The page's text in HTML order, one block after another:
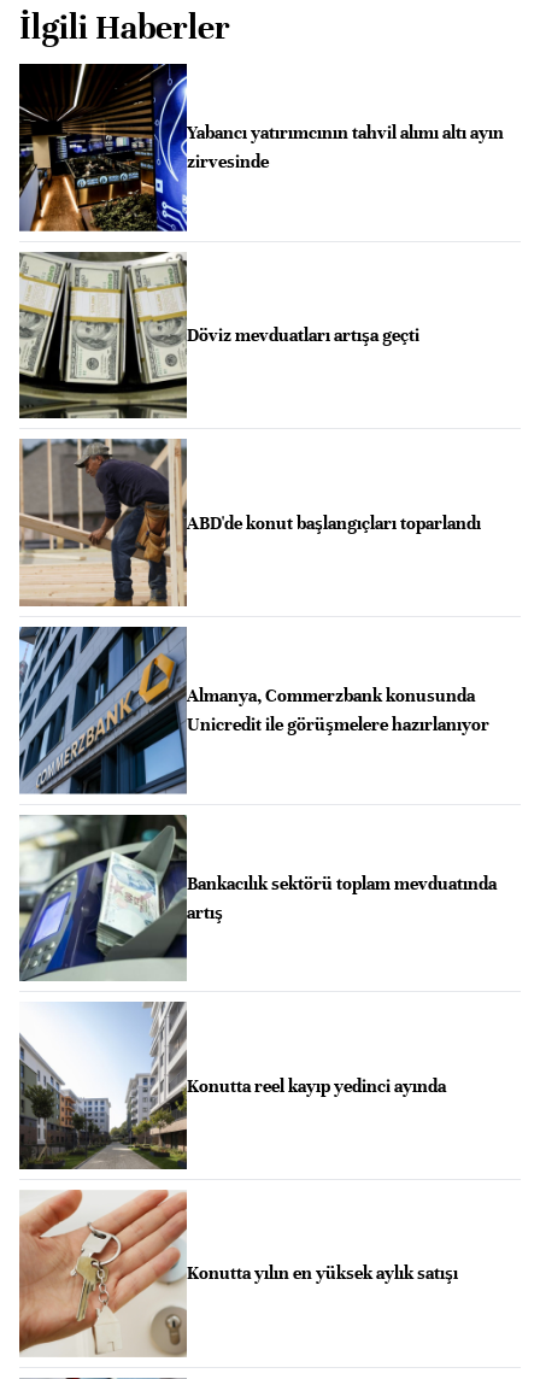
İlgili Haberler
Yabancı yatırımcının tahvil alımı altı ayın
zirvesinde
Döviz mevduatları artışa geçti
ABD'de konut başlangıçları toparlandı
Almanya, Commerzbank konusunda
Unicredit ile görüşmelere hazırlanıyor
Bankacılık sektörü toplam mevduatında
artış
Konutta reel kayıp yedinci ayında
Konutta yılın en yüksek aylık satışı